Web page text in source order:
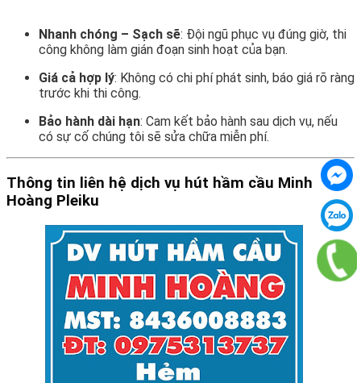
Nhanh chóng – Sạch sẽ: Đội ngũ phục vụ đúng giờ, thi
công không làm gián đoạn sinh hoạt của bạn.
Giá cả hợp lý: Không có chi phí phát sinh, báo giá rõ ràng
trước khi thi công.
Bảo hành dài hạn: Cam kết bảo hành sau dịch vụ, nếu
có sự cố chúng tôi sẽ sửa chữa miễn phí.
Thông tin liên hệ dịch vụ hút hầm cầu Minh
Hoàng Pleiku